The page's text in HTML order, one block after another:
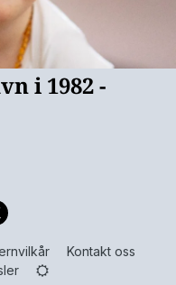
Kontakt oss